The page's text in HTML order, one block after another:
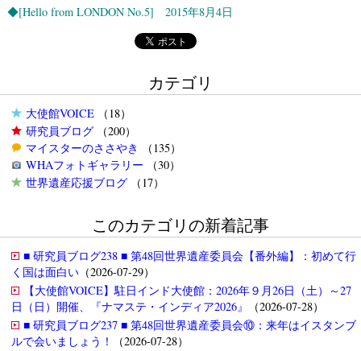
◆[Hello from LONDON No.5] 2015年8月4日
カテゴリ
大使館VOICE（18）
研究員ブログ（200）
マイスターのささやき
（135）
WHAフォトギャラリー （30）
世界遺産応援ブログ（17）
このカテゴリの新着記事
■ 研究員ブログ238 ■ 第48回世界遺産委員会【番外編】：初めて行
く国は面白い（2026-07-29）
【大使館VOICE】駐日インド大使館：2026年９月26日（土）～27
日（日）開催、『ナマステ・インディア2026』
（2026-07-28）
■ 研究員ブログ237 ■ 第48回世界遺産委員会⑩：来年はイスタンブ
ルで会いましょう！
（2026-07-28）